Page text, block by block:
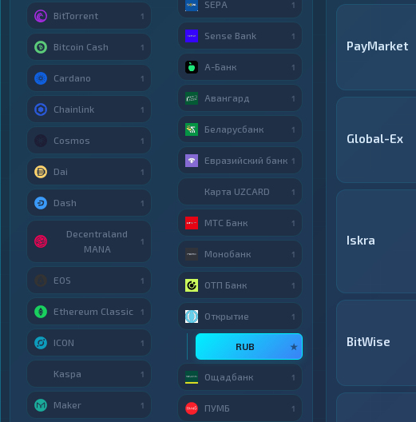
PayMarket
Global-Ex
Iskra
BitWise
BitTorrent 1
Bitcoin Cash 1
Cardano 1
Chainlink 1
Cosmos 1
Dai 1
Dash 1
Decentraland
MANA
1
EOS 1
Ethereum Classic 1
ICON 1
Kaspa 1
Maker 1
SEPA 1
Sense Bank 1
А-Банк 1
Авангард 1
Беларусбанк 1
Евразийский банк 1
Карта UZCARD 1
МТС Банк 1
Монобанк 1
ОТП Банк 1
Открытие 1
RUB ★
Ощадбанк 1
ПУМБ 1